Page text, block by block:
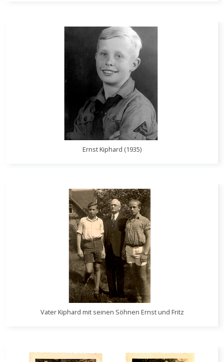
Ernst Kiphard (1935)
Vater Kiphard mit seinen Söhnen Ernst und Fritz